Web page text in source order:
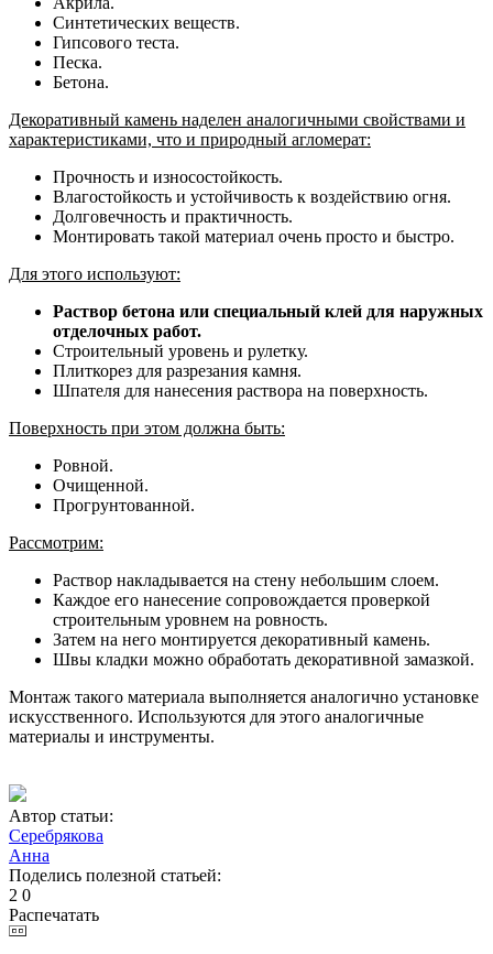
Синтетических веществ.
Гипсового теста.
Песка.
Бетона.
Декоративный камень наделен аналогичными свойствами и
характеристиками, что и природный агломерат:
Прочность и износостойкость.
Влагостойкость и устойчивость к воздействию огня.
Долговечность и практичность.
Монтировать такой материал очень просто и быстро.
Для этого используют:
Раствор бетона или специальный клей для наружных
отделочных работ.
Строительный уровень и рулетку.
Плиткорез для разрезания камня.
Шпателя для нанесения раствора на поверхность.
Поверхность при этом должна быть:
Ровной.
Очищенной.
Прогрунтованной.
Рассмотрим:
Раствор накладывается на стену небольшим слоем.
Каждое его нанесение сопровождается проверкой
строительным уровнем на ровность.
Затем на него монтируется декоративный камень.
Швы кладки можно обработать декоративной замазкой.
Монтаж такого материала выполняется аналогично установке
искусственного. Используются для этого аналогичные
материалы и инструменты.
Автор статьи:
Серебрякова
Анна
Поделись полезной статьей:
2 0
Распечатать